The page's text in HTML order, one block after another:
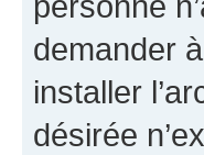
demander
installer
désirée